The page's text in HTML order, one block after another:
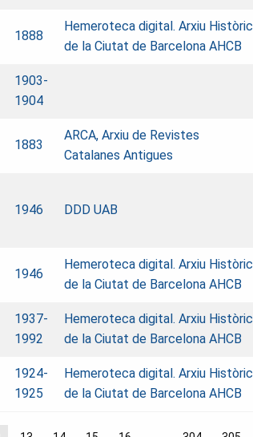
1888
Hemeroteca digital. Arxiu Històric
de la Ciutat de Barcelona AHCB
1903-
1904
1883
ARCA, Arxiu de Revistes
Catalanes Antigues
1946 DDD UAB
1946
Hemeroteca digital. Arxiu Històric
de la Ciutat de Barcelona AHCB
1937-
1992
Hemeroteca digital. Arxiu Històric
de la Ciutat de Barcelona AHCB
1924-
1925
Hemeroteca digital. Arxiu Històric
de la Ciutat de Barcelona AHCB